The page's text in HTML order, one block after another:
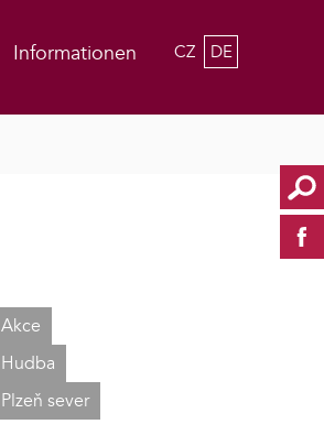
Informationen CZ DE
Akce
Hudba
Plzeň sever